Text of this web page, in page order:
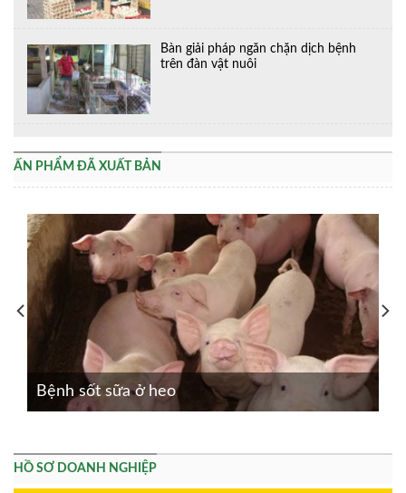
Bàn giải pháp ngăn chặn dịch bệnh
trên đàn vật nuôi
ẤN PHẨM ĐÃ XUẤT BẢN
Bệnh sốt sữa ở heo
HỒ SƠ DOANH NGHIỆP